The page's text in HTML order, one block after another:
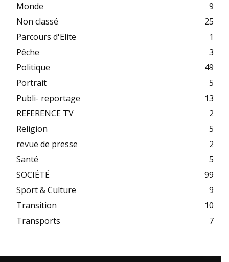
Monde
9
Non classé
25
Parcours d'Elite
1
Pêche
3
Politique
49
Portrait
5
Publi- reportage
13
REFERENCE TV
2
Religion
5
revue de presse
2
Santé
5
SOCIÉTÉ
99
Sport & Culture
9
Transition
10
Transports
7